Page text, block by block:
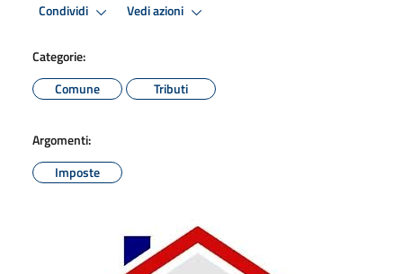
Condividi Vedi azioni
Categorie:
Comune
Tributi
Argomenti:
Imposte